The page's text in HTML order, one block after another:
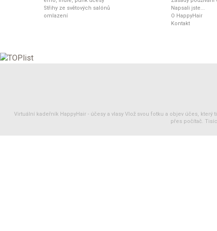
Střihy ze světových salónů
omlazení
Napsali jste...
O HappyHair
Kontakt
Virtuální kadeřník HappyHair - účesy a vlasy Vlož svou fotku a objev účes, který
přes počítač.